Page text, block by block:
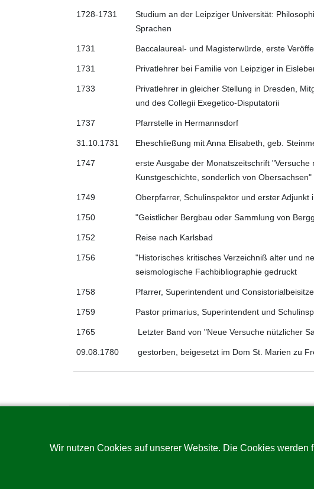
1728-1731
Studium an der Leipziger Universität:
Sprachen
1731
Baccalaureal- und Magisterwürde, erste
1731
Privatlehrer bei Familie von Leipziger in
1733
Privatlehrer in gleicher Stellung in Dresden,
und des Collegii Exegetico-Disputatorii
1737
Pfarrstelle in Hermannsdorf
31.10.1731
Eheschließung mit Anna Elisabeth, geb.
1747
erste Ausgabe der Monatszeitschrift
Kunstgeschichte, sonderlich von Obersachsen"
1749
Oberpfarrer, Schulinspektor und erster Adjunkt
1750
"Geistlicher Bergbau oder Sammlung von
1752
Reise nach Karlsbad
1756
"Historisches kritisches Verzeichniß alter und
seismologische Fachbibliographie gedruckt
1758
Pfarrer, Superintendent und
1759
Pastor primarius, Superintendent und
1765
Letzter Band von "Neue Versuche nützlicher
09.08.1780
gestorben, beigesetzt im Dom St. Marien zu
Wir nutzen Cookies auf unserer Website. Die Cookies